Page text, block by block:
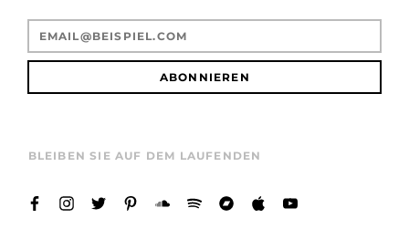
ABONNIEREN
BLEIBEN SIE AUF DEM LAUFENDEN